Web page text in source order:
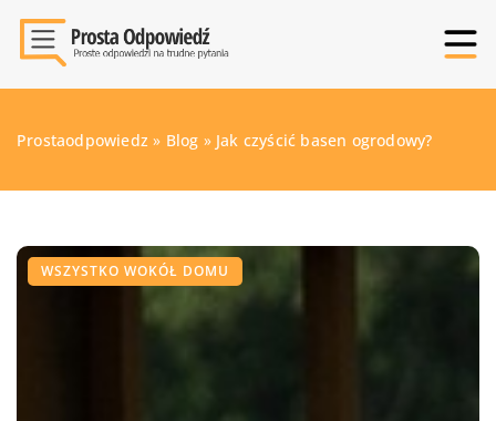
Prostaodpowiedz » Blog » Jak czyścić basen ogrodowy?
WSZYSTKO WOKÓŁ DOMU